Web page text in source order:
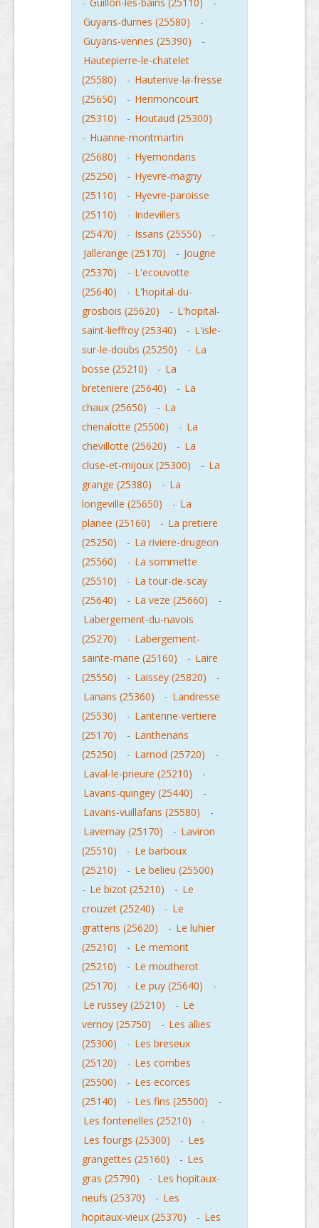
Guyans-durnes (25580)
-
Guyans-vennes (25390)
-
Hautepierre-le-chatelet
(25580)
- Hauterive-la-fresse
(25650)
- Herimoncourt
(25310)
- Houtaud (25300)
- Huanne-montmartin
(25680)
- Hyemondans
(25250)
- Hyevre-magny
(25110)
- Hyevre-paroisse
(25110)
- Indevillers
(25470)
- Issans (25550)
-
Jallerange (25170)
- Jougne
(25370)
- L'ecouvotte
(25640)
- L'hopital-du-
grosbois (25620)
- L'hopital-
saint-lieffroy (25340)
- L'isle-
sur-le-doubs (25250)
- La
bosse (25210)
- La
breteniere (25640)
- La
chaux (25650)
- La
chenalotte (25500)
- La
chevillotte (25620)
- La
cluse-et-mijoux (25300)
- La
grange (25380)
- La
longeville (25650)
- La
planee (25160)
- La pretiere
(25250)
- La riviere-drugeon
(25560)
- La sommette
(25510)
- La tour-de-scay
(25640)
- La veze (25660)
-
Labergement-du-navois
(25270)
- Labergement-
sainte-marie (25160)
- Laire
(25550)
- Laissey (25820)
-
Lanans (25360)
- Landresse
(25530)
- Lantenne-vertiere
(25170)
- Lanthenans
(25250)
- Larnod (25720)
-
Laval-le-prieure (25210)
-
Lavans-quingey (25440)
-
Lavans-vuillafans (25580)
-
Lavernay (25170)
- Laviron
(25510)
- Le barboux
(25210)
- Le belieu (25500)
- Le bizot (25210) - Le
crouzet (25240)
- Le
gratteris (25620)
- Le luhier
(25210)
- Le memont
(25210)
- Le moutherot
(25170)
- Le puy (25640)
-
Le russey (25210)
- Le
vernoy (25750)
- Les allies
(25300)
- Les breseux
(25120)
- Les combes
(25500)
- Les ecorces
(25140)
- Les fins (25500)
-
Les fontenelles (25210)
-
Les fourgs (25300)
- Les
grangettes (25160)
- Les
gras (25790)
- Les hopitaux-
neufs (25370)
- Les
hopitaux-vieux (25370)
- Les